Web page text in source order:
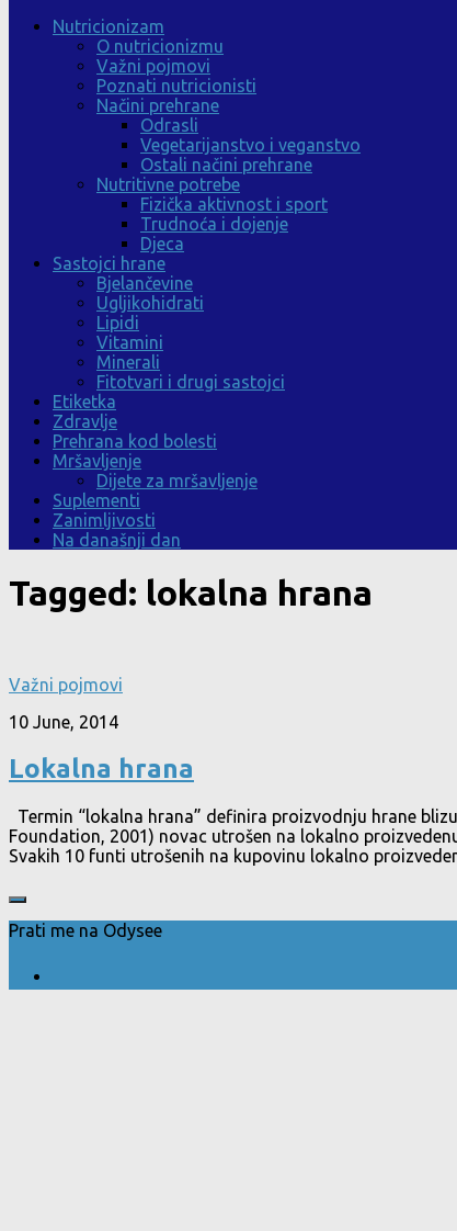
Nutricionizam
O nutricionizmu
Važni pojmovi
Poznati nutricionisti
Načini prehrane
Odrasli
Vegetarijanstvo i veganstvo
Ostali načini prehrane
Nutritivne potrebe
Fizička aktivnost i sport
Trudnoća i dojenje
Djeca
Sastojci hrane
Bjelančevine
Ugljikohidrati
Lipidi
Vitamini
Minerali
Fitotvari i drugi sastojci
Etiketka
Zdravlje
Prehrana kod bolesti
Mršavljenje
Dijete za mršavljenje
Suplementi
Zanimljivosti
Na današnji dan
Tagged: lokalna hrana
Važni pojmovi
10 June, 2014
Lokalna hrana
Termin “lokalna hrana” definira proizvodnju hrane
Foundation, 2001) novac utrošen na lokalno
Svakih 10 funti utrošenih na kupovinu lokalno
Prati me na Odysee